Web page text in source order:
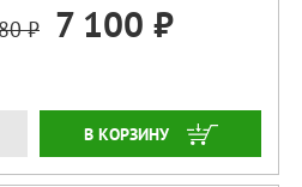
₽ 7 100 ₽
ЗАКАЗАТЬ